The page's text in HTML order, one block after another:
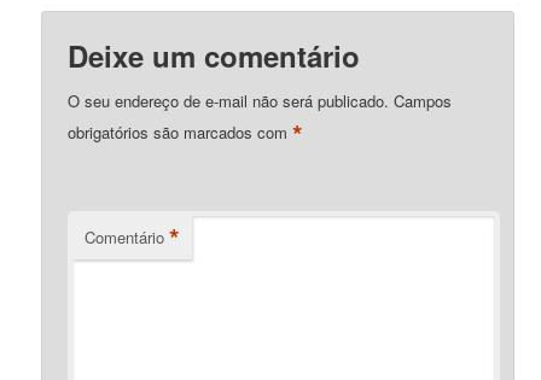
Deixe um comentário
O seu endereço de e-mail não será publicado. Campos
obrigatórios são marcados com*
Comentário *